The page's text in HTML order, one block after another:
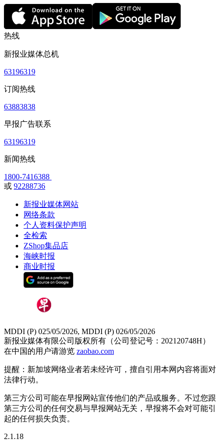
热线
新报业媒体总机
63196319
订阅热线
63883838
早报广告联系
63196319
新闻热线
1800-7416388
或 92288736
新报业媒体网站
网络条款
个人资料保护声明
全检索
ZShop集品店
海峡时报
商业时报
MDDI (P) 025/05/2026, MDDI (P) 026/05/2026
新报业媒体有限公司版权所有（公司登记号：202120748H）
在中国的用户请游览 zaobao.com
提醒：新加坡网络业者若未经许可，擅自引用本网内容将面对
法律行动。
第三方公司可能在早报网站宣传他们的产品或服务。不过您跟
第三方公司的任何交易与早报网站无关，早报将不会对可能引
起的任何损失负责。
2.1.18